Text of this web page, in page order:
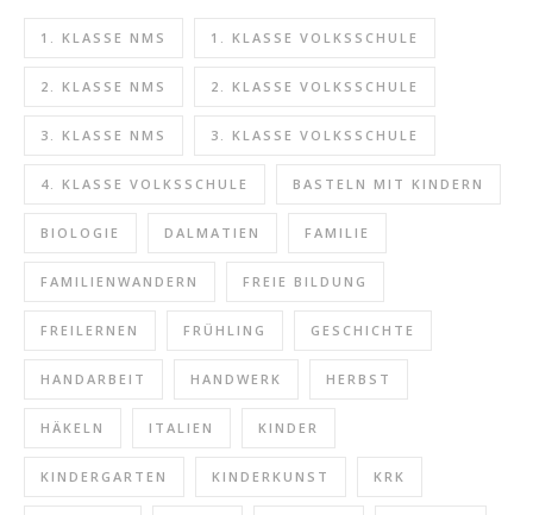
1. KLASSE NMS 1. KLASSE VOLKSSCHULE
2. KLASSE NMS 2. KLASSE VOLKSSCHULE
3. KLASSE NMS 3. KLASSE VOLKSSCHULE
4. KLASSE VOLKSSCHULE BASTELN MIT KINDERN
BIOLOGIE DALMATIEN FAMILIE
FAMILIENWANDERN FREIE BILDUNG
FREILERNEN FRÜHLING GESCHICHTE
HANDARBEIT HANDWERK HERBST
HÄKELN ITALIEN KINDER
KINDERGARTEN KINDERKUNST KRK